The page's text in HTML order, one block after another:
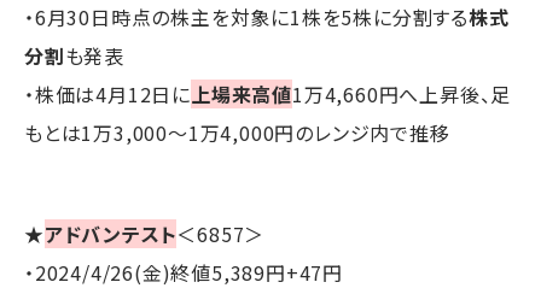
・6月30日時点の株主を対象に1株を5株に分割する株式
分割も発表
・株価は4月12日に 上場来高値1万4,660円へ上昇後、足
もとは1万3,000～1万4,000円のレンジ内で推移
★アドバンテスト＜6857＞
・2024/4/26(金)終値5,389円+47円